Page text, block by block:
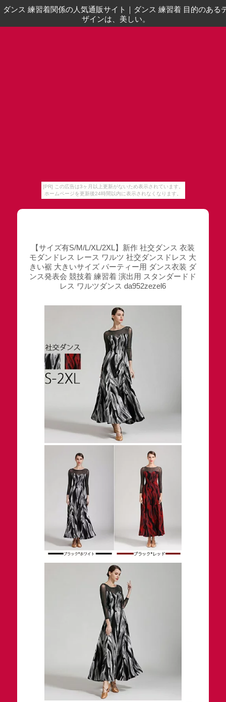
[PR] この広告は3ヶ月以上更新がないため表示されています。
ホームページを更新後24時間以内に表示されなくなります。
ダンス 練習着関係の人気通販サイト ｜ ダンス 練習着 目的のある
ザインは、美しい。
【サイズ有S/M/L/XL/2XL】新作 社交ダンス 衣装
モダンドレス レース ワルツ 社交ダンスドレス 大
きい裾 大きいサイズ パーティー用 ダンス衣装 ダ
ンス発表会 競技着 練習着 演出用 スタンダードド
レス ワルツダンス da952zezel6